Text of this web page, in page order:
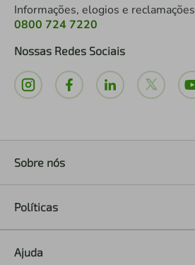
Informações, elogios e reclamações
0800 724 7220
Nossas Redes Sociais
Sobre nós
Políticas
Ajuda